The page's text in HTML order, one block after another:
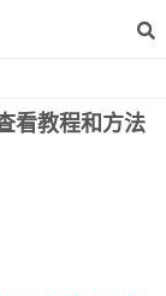
看教程和方法